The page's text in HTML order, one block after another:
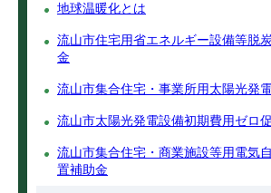
地球温暖化とは
流山市住宅用省エネルギー設備等脱
金
流山市集合住宅・事業所用太陽光発
流山市太陽光発電設備初期費用ゼロ
流山市集合住宅・商業施設等用電気
置補助金